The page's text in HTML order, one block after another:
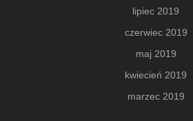
lipiec 2019
czerwiec 2019
maj 2019
kwiecień 2019
marzec 2019